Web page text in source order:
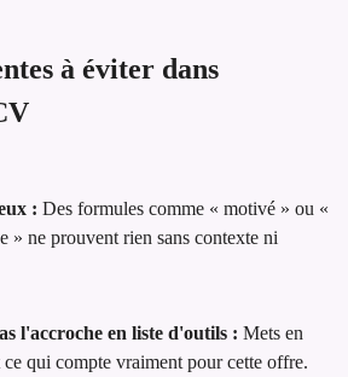
à éviter dans
: Des formules comme « motivé » ou «
» ne prouvent rien sans contexte ni
l'accroche en liste d'outils : Mets en
qui compte vraiment pour cette offre.